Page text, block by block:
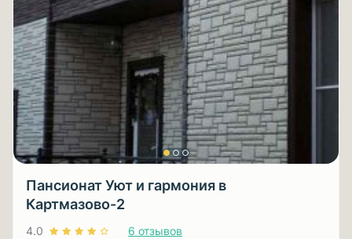
Пансионат Уют и гармония в
Картмазово-2
4.0 6 отзывов